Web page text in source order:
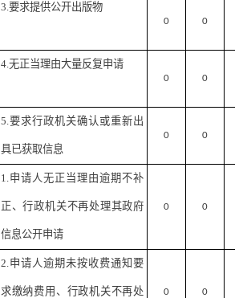
3.要求提供公开出版物
0 0
4.无正当理由大量反复申请
0 0
5.要求行政机关确认或重新出
具已获取信息
0 0
1.申请人无正当理由逾期不补
正、行政机关不再处理其政府
信息公开申请
0 0
2.申请人逾期未按收费通知要
求缴纳费用、行政机关不再处 0 0